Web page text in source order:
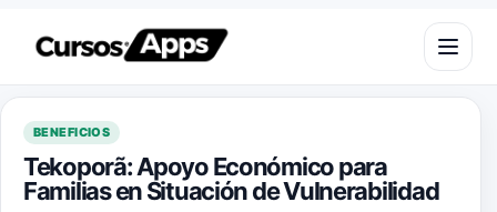
Saltar al contenido
Abrir
BENEFICIOS
Tekoporã: Apoyo Económico para
Familias en Situación de Vulnerabilidad